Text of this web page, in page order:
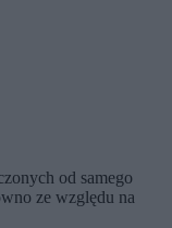
od samego
ze względu na